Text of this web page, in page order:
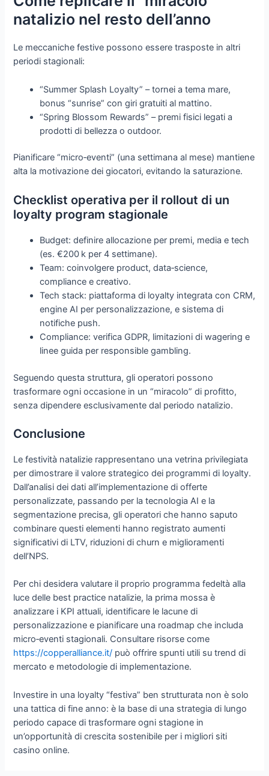
natalizio nel resto dell’anno
Le meccaniche festive possono essere trasposte in altri
periodi stagionali:
“Summer Splash Loyalty” – tornei a tema mare,
bonus “sunrise” con giri gratuiti al mattino.
“Spring Blossom Rewards” – premi fisici legati a
prodotti di bellezza o outdoor.
Pianificare “micro‑eventi” (una settimana al mese) mantiene
alta la motivazione dei giocatori, evitando la saturazione.
Checklist operativa per il rollout di un
loyalty program stagionale
Budget: definire allocazione per premi, media e tech
(es. €200 k per 4 settimane).
Team: coinvolgere product, data‑science,
compliance e creativo.
Tech stack: piattaforma di loyalty integrata con CRM,
engine AI per personalizzazione, e sistema di
notifiche push.
Compliance: verifica GDPR, limitazioni di wagering e
linee guida per responsible gambling.
Seguendo questa struttura, gli operatori possono
trasformare ogni occasione in un “miracolo” di profitto,
senza dipendere esclusivamente dal periodo natalizio.
Conclusione
Le festività natalizie rappresentano una vetrina privilegiata
per dimostrare il valore strategico dei programmi di loyalty.
Dall’analisi dei dati all’implementazione di offerte
personalizzate, passando per la tecnologia AI e la
segmentazione precisa, gli operatori che hanno saputo
combinare questi elementi hanno registrato aumenti
significativi di LTV, riduzioni di churn e miglioramenti
dell’NPS.
Per chi desidera valutare il proprio programma fedeltà alla
luce delle best practice natalizie, la prima mossa è
analizzare i KPI attuali, identificare le lacune di
personalizzazione e pianificare una roadmap che includa
micro‑eventi stagionali. Consultare risorse come
https://copperalliance.it/ può offrire spunti utili su trend di
mercato e metodologie di implementazione.
Investire in una loyalty “festiva” ben strutturata non è solo
una tattica di fine anno: è la base di una strategia di lungo
periodo capace di trasformare ogni stagione in
un’opportunità di crescita sostenibile per i migliori siti
casino online.